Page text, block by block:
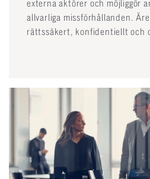
externa aktörer och möjliggör
allvarliga missförhållanden.
rättssäkert, konfidentiellt och